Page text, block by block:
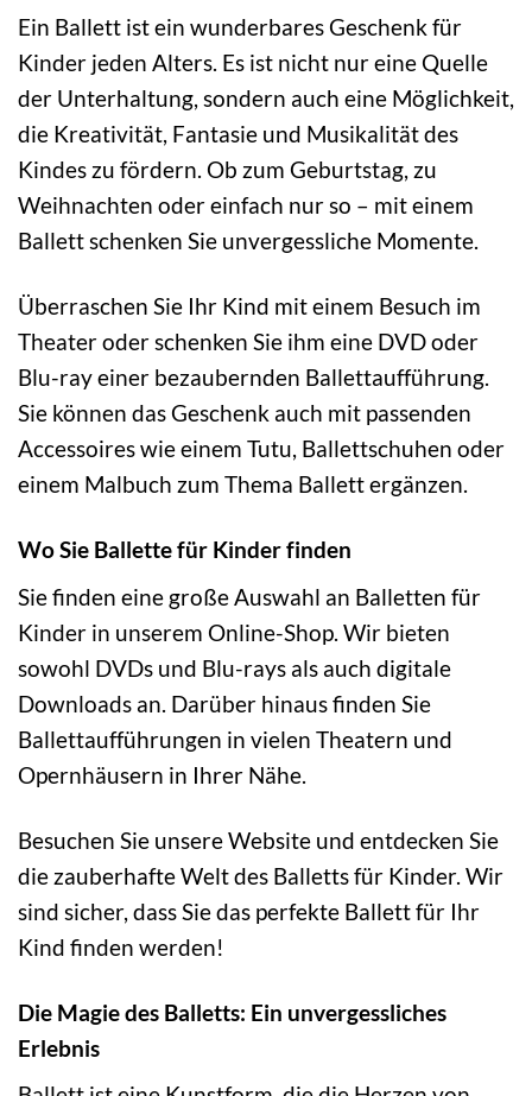
Ein Ballett ist ein wunderbares Geschenk für
Kinder jeden Alters. Es ist nicht nur eine Quelle
der Unterhaltung, sondern auch eine Möglichkeit,
die Kreativität, Fantasie und Musikalität des
Kindes zu fördern. Ob zum Geburtstag, zu
Weihnachten oder einfach nur so – mit einem
Ballett schenken Sie unvergessliche Momente.
Überraschen Sie Ihr Kind mit einem Besuch im
Theater oder schenken Sie ihm eine DVD oder
Blu-ray einer bezaubernden Ballettaufführung.
Sie können das Geschenk auch mit passenden
Accessoires wie einem Tutu, Ballettschuhen oder
einem Malbuch zum Thema Ballett ergänzen.
Wo Sie Ballette für Kinder finden
Sie finden eine große Auswahl an Balletten für
Kinder in unserem Online-Shop. Wir bieten
sowohl DVDs und Blu-rays als auch digitale
Downloads an. Darüber hinaus finden Sie
Ballettaufführungen in vielen Theatern und
Opernhäusern in Ihrer Nähe.
Besuchen Sie unsere Website und entdecken Sie
die zauberhafte Welt des Balletts für Kinder. Wir
sind sicher, dass Sie das perfekte Ballett für Ihr
Kind finden werden!
Die Magie des Balletts: Ein unvergessliches
Erlebnis